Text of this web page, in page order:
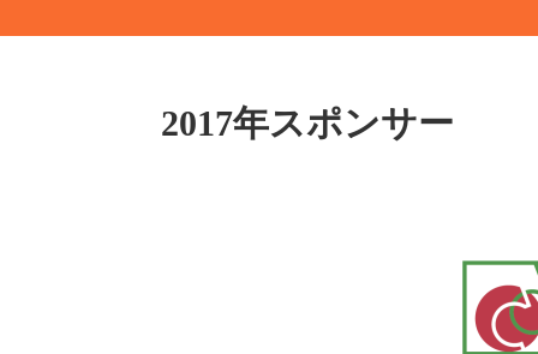
2017年スポンサー